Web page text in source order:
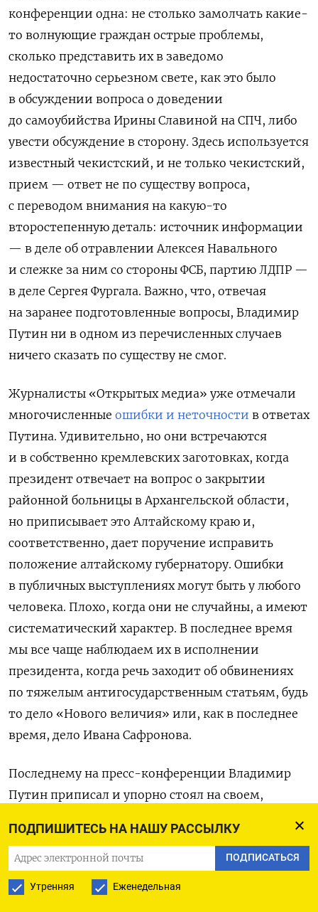
ПОДПИШИТЕСЬ НА НАШУ РАССЫЛКУ
ПОДПИСАТЬСЯ
Утренняя Еженедельная
конференции одна: не столько замолчать какие-
то волнующие граждан острые проблемы,
сколько представить их в заведомо
недостаточно серьезном свете, как это было
в обсуждении вопроса о доведении
до самоубийства Ирины Славиной на СПЧ, либо
увести обсуждение в сторону. Здесь используется
известный чекистский, и не только чекистский,
прием — ответ не по существу вопроса,
с переводом внимания на какую-то
второстепенную деталь: источник информации
— в деле об отравлении Алексея Навального
и слежке за ним со стороны ФСБ, партию ЛДПР —
в деле Сергея Фургала. Важно, что, отвечая
на заранее подготовленные вопросы, Владимир
Путин ни в одном из перечисленных случаев
ничего сказать по существу не смог.
Журналисты «Открытых медиа» уже отмечали
многочисленные ошибки и неточности в ответах
Путина. Удивительно, но они встречаются
и в собственно кремлевских заготовках, когда
президент отвечает на вопрос о закрытии
районной больницы в Архангельской области,
но приписывает это Алтайскому краю и,
соответственно, дает поручение исправить
положение алтайскому губернатору. Ошибки
в публичных выступлениях могут быть у любого
человека. Плохо, когда они не случайны, а имеют
систематический характер. В последнее время
мы все чаще наблюдаем их в исполнении
президента, когда речь заходит об обвинениях
по тяжелым антигосударственным статьям, будь
то дело «Нового величия» или, как в последнее
время, дело Ивана Сафронова.
Последнему на пресс-конференции Владимир
Путин приписал и упорно стоял на своем,
взаимоисключающие «шпионаж»
и «государственную измену». Диалога здесь
не получилось даже с наиболее доверенными